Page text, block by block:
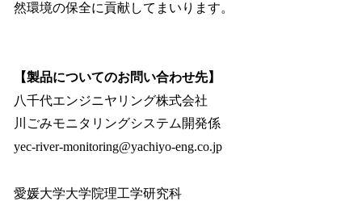
然環境の保全に貢献してまいります。
【製品についてのお問い合わせ先】
八千代エンジニヤリング株式会社
川ごみモニタリングシステム開発係
yec-river-monitoring@yachiyo-eng.co.jp
愛媛大学大学院理工学研究科